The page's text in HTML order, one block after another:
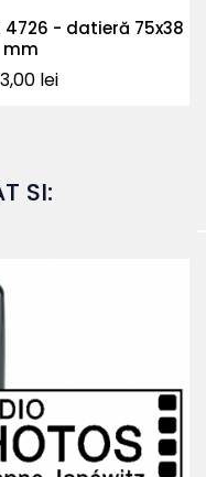
- datieră 75x38
mm
lei
SI: